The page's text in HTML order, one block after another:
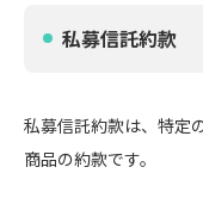
私募信託約款
私募信託約款は、特定
商品の約款です。